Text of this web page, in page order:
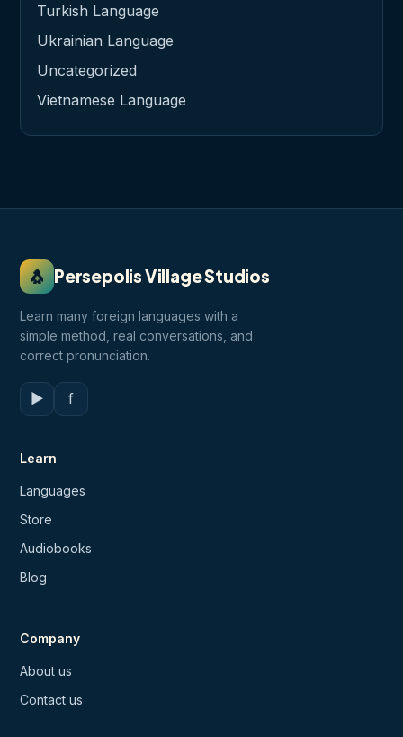
Turkish Language
Ukrainian Language
Uncategorized
Vietnamese Language
🐧 Persepolis Village Studios
Learn many foreign languages with a
simple method, real conversations, and
correct pronunciation.
▶ f
Learn
Languages
Store
Audiobooks
Blog
Company
About us
Contact us